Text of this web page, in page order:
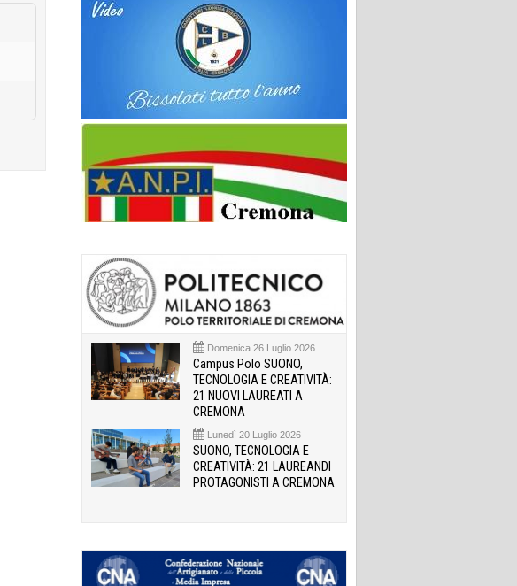
Domenica 26 Luglio 2026
Campus Polo SUONO,
TECNOLOGIA E CREATIVITÀ:
21 NUOVI LAUREATI A
CREMONA
Lunedì 20 Luglio 2026
SUONO, TECNOLOGIA E
CREATIVITÀ: 21 LAUREANDI
PROTAGONISTI A CREMONA